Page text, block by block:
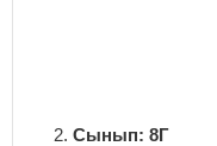
Сынып: 8Г